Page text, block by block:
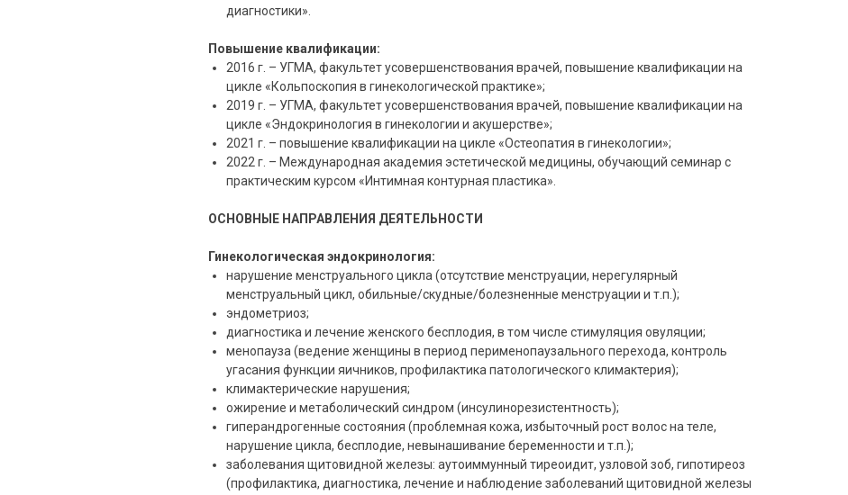
диагностики».
Повышение квалификации:
2016 г. – УГМА, факультет усовершенствования врачей, повышение квалификации на
цикле «Кольпоскопия в гинекологической практике»;
2019 г. – УГМА, факультет усовершенствования врачей, повышение квалификации на
цикле «Эндокринология в гинекологии и акушерстве»;
2021 г. – повышение квалификации на цикле «Остеопатия в гинекологии»;
2022 г. – Международная академия эстетической медицины, обучающий семинар с
практическим курсом «Интимная контурная пластика».
ОСНОВНЫЕ НАПРАВЛЕНИЯ ДЕЯТЕЛЬНОСТИ
Гинекологическая эндокринология:
нарушение менструального цикла (отсутствие менструации, нерегулярный
менструальный цикл, обильные/скудные/болезненные менструации и т.п.);
эндометриоз;
диагностика и лечение женского бесплодия, в том числе стимуляция овуляции;
менопауза (ведение женщины в период перименопаузального перехода, контроль
угасания функции яичников, профилактика патологического климактерия);
климактерические нарушения;
ожирение и метаболический синдром (инсулинорезистентность);
гиперандрогенные состояния (проблемная кожа, избыточный рост волос на теле,
нарушение цикла, бесплодие, невынашивание беременности и т.п.);
заболевания щитовидной железы: аутоиммунный тиреоидит, узловой зоб, гипотиреоз
(профилактика, диагностика, лечение и наблюдение заболеваний щитовидной железы